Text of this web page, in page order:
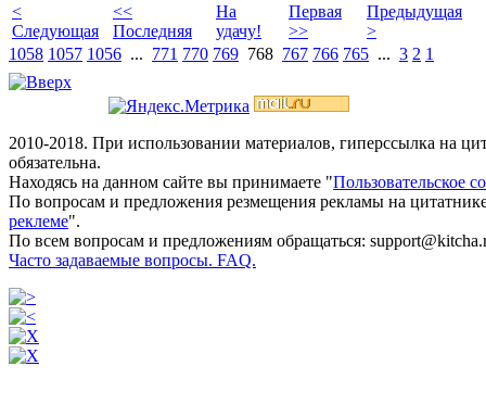
<
Следующая
<<
Последняя
На
удачу!
Первая
>>
Предыдущая
>
1058 1057 1056 ... 771 770 769 768 767 766 765 ... 3 2 1
2010-2018. При использовании материалов, гиперссылка на
обязательна.
Находясь на данном сайте вы принимаете "Пользовательское
По вопросам и предложения резмещения рекламы на
реклеме".
По всем вопросам и предложениям обращаться:
Часто задаваемые вопросы. FAQ.